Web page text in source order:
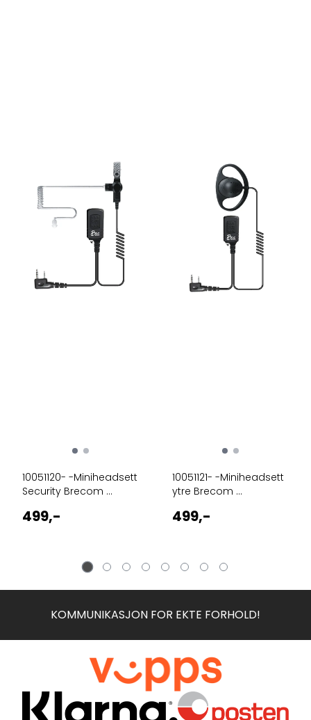
10051120- -Miniheadsett
Security Brecom ...
499,-
10051121- -Miniheadsett
ytre Brecom ...
499,-
KOMMUNIKASJON FOR EKTE FORHOLD!